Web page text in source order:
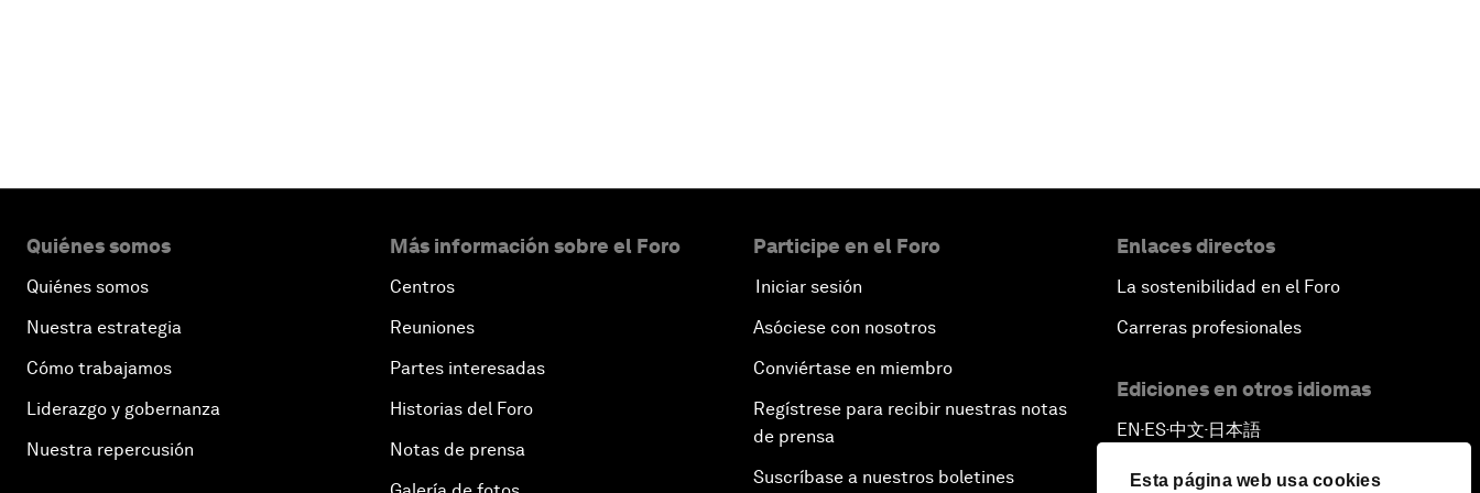
Esta página web usa cookies
Quiénes somos
Quiénes somos
Nuestra estrategia
Cómo trabajamos
Liderazgo y gobernanza
Nuestra repercusión
Más información sobre el Foro
Centros
Reuniones
Partes interesadas
Historias del Foro
Notas de prensa
Participe en el Foro
Iniciar sesión
Asóciese con nosotros
Conviértase en miembro
Regístrese para recibir nuestras notas
de prensa
Suscríbase a nuestros boletines
Enlaces directos
La sostenibilidad en el Foro
Carreras profesionales
Ediciones en otros idiomas
EN ▪ES▪中文▪ 日本語